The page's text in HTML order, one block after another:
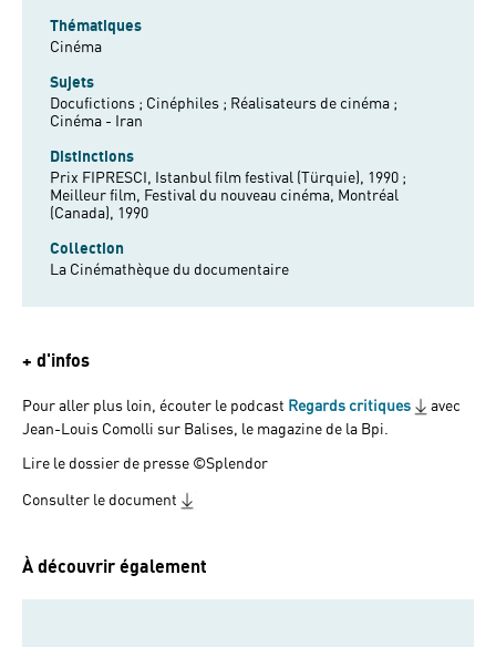
Thématiques
Cinéma
Sujets
Docufictions ; Cinéphiles ; Réalisateurs de cinéma ;
Cinéma - Iran
Distinctions
Prix FIPRESCI, Istanbul film festival (Türquie), 1990 ;
Meilleur film, Festival du nouveau cinéma, Montréal
(Canada), 1990
Collection
La Cinémathèque du documentaire
+ d'infos
Pour aller plus loin, écouter le podcast Regards critiques
avec
Jean-Louis Comolli sur Balises, le magazine de la Bpi.
Lire le dossier de presse ©Splendor
Consulter le document
À découvrir également